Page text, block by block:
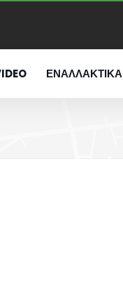
ΕΝΑΛΛΑΚΤΙΚΑ